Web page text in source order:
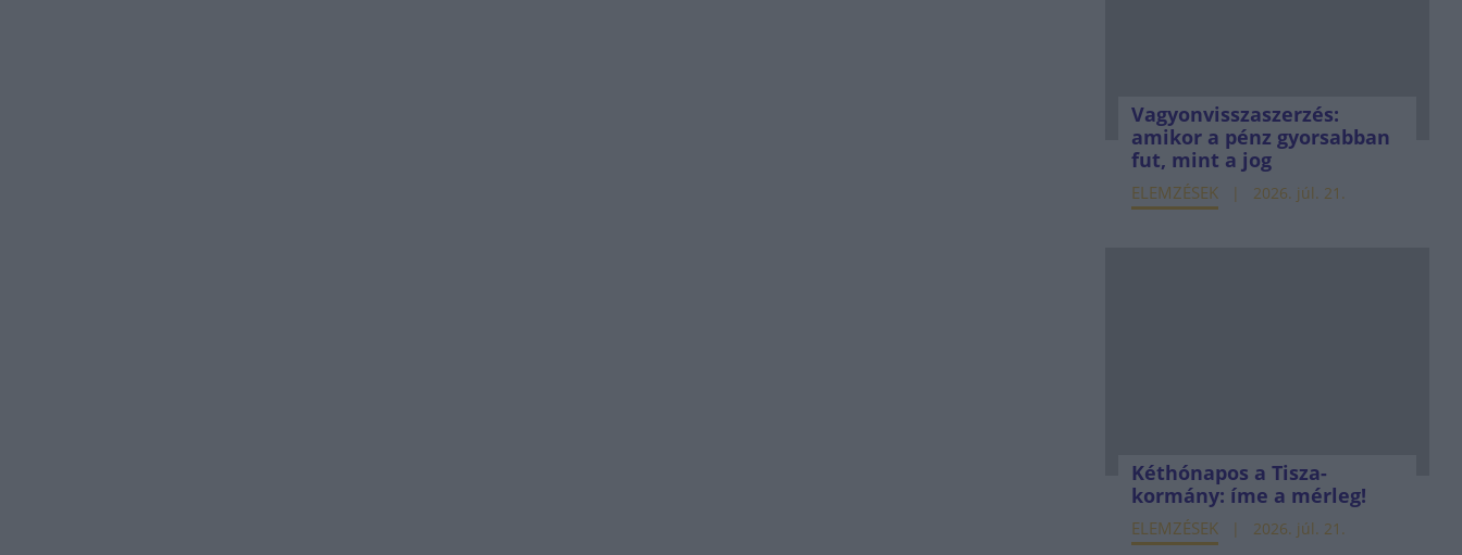
Vagyonvisszaszerzés:
amikor a pénz gyorsabban
fut, mint a jog
ELEMZÉSEK 2026. júl. 21.
Kéthónapos a Tisza-
kormány: íme a mérleg!
ELEMZÉSEK 2026. júl. 21.